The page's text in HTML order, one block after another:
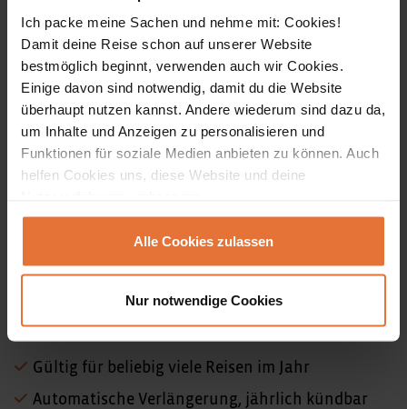
Ich packe meine Sachen und nehme mit: Cookies!
Damit deine Reise schon auf unserer Website
bestmöglich beginnt, verwenden auch wir Cookies.
Einige davon sind notwendig, damit du die Website
überhaupt nutzen kannst. Andere wiederum sind dazu da,
um Inhalte und Anzeigen zu personalisieren und
Funktionen für soziale Medien anbieten zu können. Auch
helfen Cookies uns, diese Website und deine
Alle Cookies zulassen
Nur notwendige Cookies
Ideal für alle, die nur eine einzelne Reise absichern
möchten. Ohne Vertragsbindung, dafür aber in den
meisten Fällen teurer als die Jahresversicherung.
Einmal-Reiseversicherung buchen
Für alle, die mehrmals im Jahr unterwegs sind – ob
privat oder beruflich, ob Fernreise oder
Wochenendtrip über 50 km Entfernung.
G ü ltig fü r beliebig viele Reisen im Jahr
Automatische Verlängerung, jährlich kündbar